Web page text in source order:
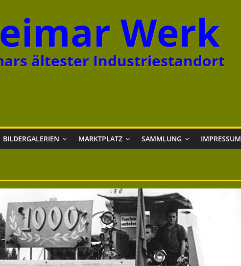
Werk
ältester Industriestandort
BILDERGALERIEN MARKTPLATZ SAMMLUNG IMPRESSUM